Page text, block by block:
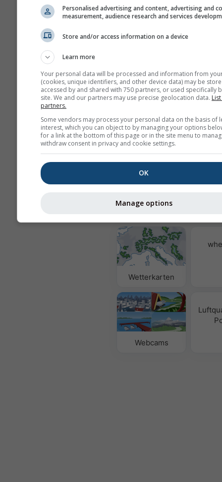
Wir geben Ihre E-Mail-Adresse
Dritte weiter, wie in unserer
Datenschutzrichtlinie
die Verwendung von meteoblue
stimmen Sie unserenAGBzu. Ihre
Adresse wird auch mit anderen
Diensten verwendbar sein.
Wetterkarten
Webcams
Personalised advertising and content, advertising and
measurement, audience research and services
Store and/or access information on a device
Learn more
Your personal data will be processed and information from
(cookies, unique identifiers, and other device data) may be
accessed by and shared with 750 partners, or used specifically
site. We and our partners may use precise geolocation data.
partners.
Some vendors may process your personal data on the basis of
interest, which you can object to by managing your options
for a link at the bottom of this page or in the site menu to
withdraw consent in privacy and cookie settings.
OK
Manage options